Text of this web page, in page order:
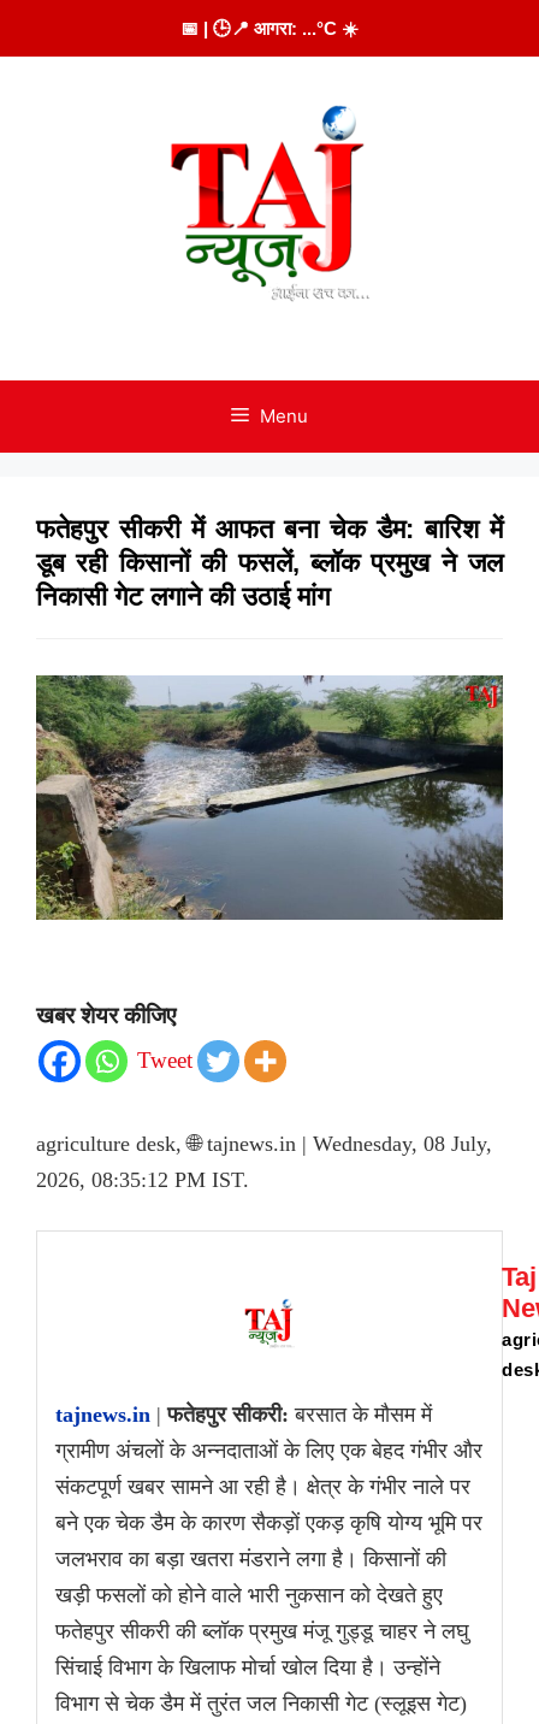
to
📅 | 🕒📍 आगरा: ...°C ☀️
Menu
फतेहपुर सीकरी में आफत बना चेक डैम: बारिश में
डूब रही किसानों की फसलें, ब्लॉक प्रमुख ने जल
निकासी गेट लगाने की उठाई मांग
खबर शेयर कीजिए
Tweet
agriculture desk, 🌐 tajnews.in | Wednesday, 08 July,
2026, 08:35:12 PM IST.
Taj
tajnews.in |फतेहपुर सीकरी: बरसात के मौसम में
ग्रामीण अंचलों के अन्नदाताओं के लिए एक बेहद गंभीर और
संकटपूर्ण खबर सामने आ रही है। क्षेत्र के गंभीर नाले पर
बने एक चेक डैम के कारण सैकड़ों एकड़ कृषि योग्य भूमि पर
जलभराव का बड़ा खतरा मंडराने लगा है। किसानों की
खड़ी फसलों को होने वाले भारी नुकसान को देखते हुए
फतेहपुर सीकरी की ब्लॉक प्रमुख मंजू गुड्डू चाहर ने लघु
सिंचाई विभाग के खिलाफ मोर्चा खोल दिया है। उन्होंने
विभाग से चेक डैम में तुरंत जल निकासी गेट (स्लूइस गेट)